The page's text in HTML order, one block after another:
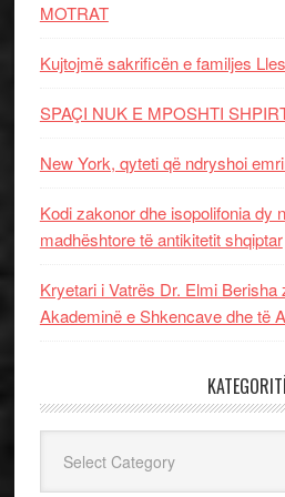
MOTRAT
Kujtojmë sakrificën e familjes
SPAÇI NUK E MPOSHTI
New York, qyteti që ndryshoi
Kodi zakonor dhe isopolifonia dy
madhështore të antikitetit shqiptar
Kryetari i Vatrës Dr. Elmi Berisha
Akademinë e Shkencave dhe të